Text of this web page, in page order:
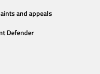
and appeals
Defender